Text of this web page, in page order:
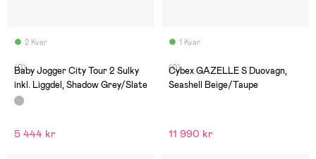
2 Kvar
(0)
Baby Jogger City Tour 2 Sulky
inkl. Liggdel, Shadow Grey/Slate
5 444 kr
1 Kvar
(0)
Cybex GAZELLE S Duovagn,
Seashell Beige/Taupe
11 990 kr